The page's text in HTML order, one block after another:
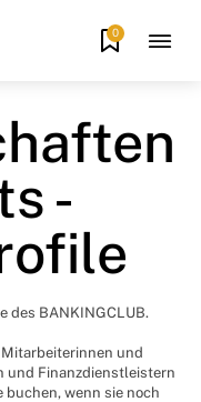
0
-
des BANKINGCLUB.
und
und Finanzdienstleistern
wenn sie noch